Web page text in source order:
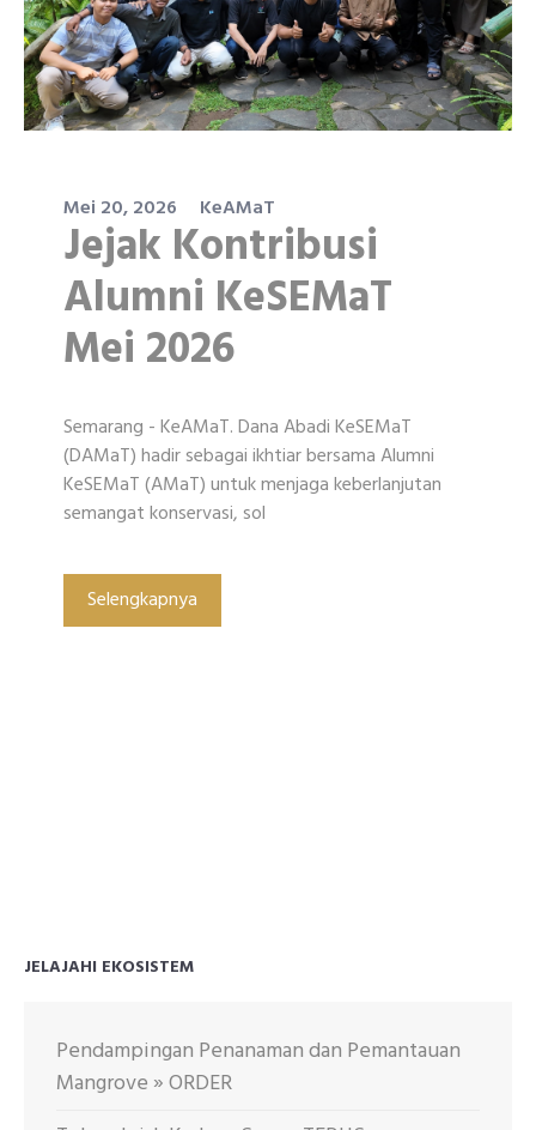
Mei 20, 2026 KeAMaT
Jejak Kontribusi
Alumni KeSEMaT
Mei 2026
Semarang - KeAMaT. Dana Abadi KeSEMaT
(DAMaT) hadir sebagai ikhtiar bersama Alumni
KeSEMaT (AMaT) untuk menjaga keberlanjutan
semangat konservasi, sol
Selengkapnya
JELAJAHI EKOSISTEM
Pendampingan Penanaman dan Pemantauan
Mangrove » ORDER